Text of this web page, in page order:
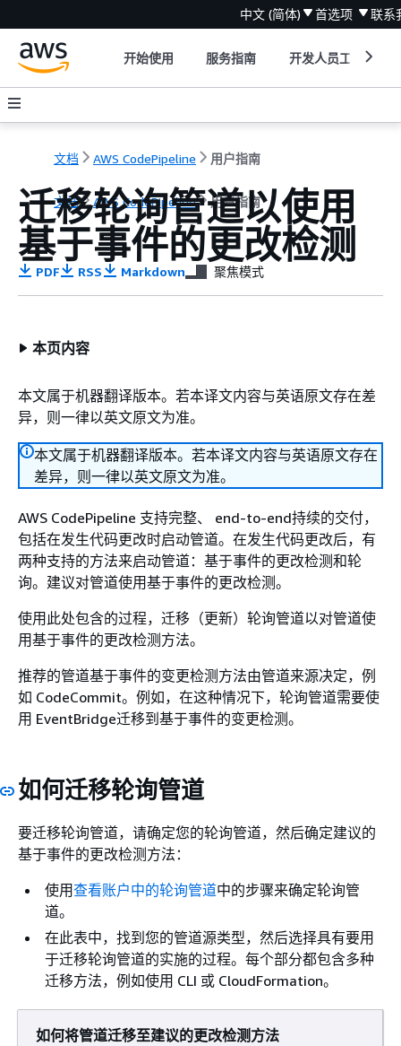
中文 (简体) 首选项 联系
开始使用 服务指南 开发人员工具
文档 AWS CodePipeline 用户指南
文档 AWS CodePipeline 用户指南
迁移轮询管道以使用
基于事件的更改检测
PDF RSS Markdown 聚焦模式
本页内容
本文属于机器翻译版本。若本译文内容与英语原文存在差
异，则一律以英文原文为准。
本文属于机器翻译版本。若本译文内容与英语原文存在
差异，则一律以英文原文为准。
AWS CodePipeline 支持完整、 end-to-end持续的交付，
包括在发生代码更改时启动管道。在发生代码更改后，有
两种支持的方法来启动管道：基于事件的更改检测和轮
询。建议对管道使用基于事件的更改检测。
使用此处包含的过程，迁移（更新）轮询管道以对管道使
用基于事件的更改检测方法。
推荐的管道基于事件的变更检测方法由管道来源决定，例
如 CodeCommit。例如，在这种情况下，轮询管道需要使
用 EventBridge迁移到基于事件的变更检测。
如何迁移轮询管道
要迁移轮询管道，请确定您的轮询管道，然后确定建议的
基于事件的更改检测方法：
使用查看账户中的轮询管道中的步骤来确定轮询管
道。
在此表中，找到您的管道源类型，然后选择具有要用
于迁移轮询管道的实施的过程。每个部分都包含多种
迁移方法，例如使用 CLI 或 CloudFormation。
如何将管道迁移至建议的更改检测方法